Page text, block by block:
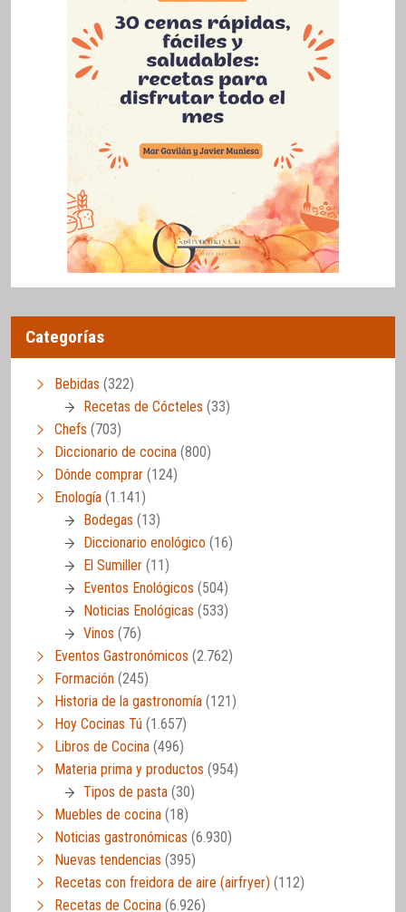
Categorías
Bebidas (322)
Recetas de Cócteles (33)
Chefs (703)
Diccionario de cocina (800)
Dónde comprar (124)
Enología (1.141)
Bodegas (13)
Diccionario enológico (16)
El Sumiller (11)
Eventos Enológicos (504)
Noticias Enológicas (533)
Vinos (76)
Eventos Gastronómicos (2.762)
Formación (245)
Historia de la gastronomía (121)
Hoy Cocinas Tú (1.657)
Libros de Cocina (496)
Materia prima y productos (954)
Tipos de pasta (30)
Muebles de cocina (18)
Noticias gastronómicas (6.930)
Nuevas tendencias (395)
Recetas con freidora de aire (airfryer) (112)
Recetas de Cocina (6.926)